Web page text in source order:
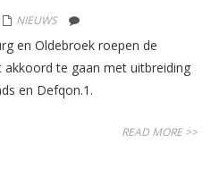
NIEUWS
en Oldebroek roepen de
te gaan met uitbreiding
en Defqon.1.
READ MORE >>